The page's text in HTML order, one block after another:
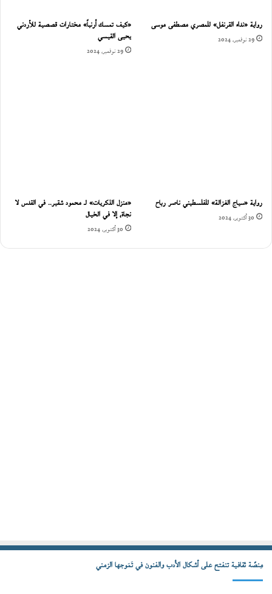
رواية «نداء القرنفل» للمصري مصطفى موسى
29 نوفمبر، 2024
«كيف تمسك أرنباً» مختارات قصصية للأردني
يحيى القيسي
29 نوفمبر، 2024
رواية «سياج الغزالة» للفلسطيني ناصر رباح
30 أكتوبر، 2024
«منزل الذكريات» لـ محمود شقير.. في القدس لا
نجاة، إلا في الخيال
30 أكتوبر، 2024
مِنصّة ثقافية تنفتح على أشكال الأدب والفنون في تَمَوجها الزمني